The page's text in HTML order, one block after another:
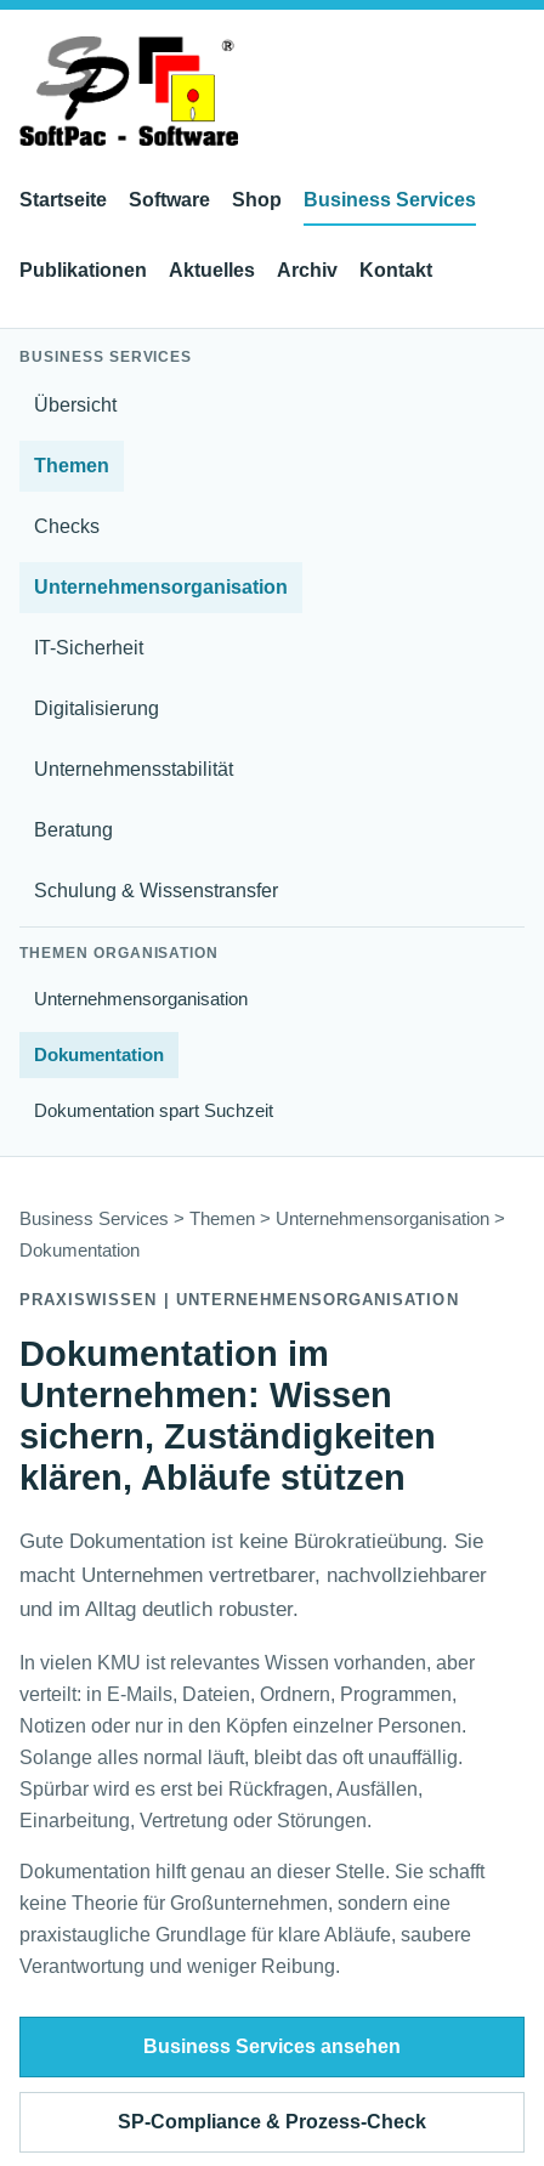
Startseite Software Shop Business Services
Publikationen Aktuelles Archiv Kontakt
BUSINESS SERVICES
Übersicht
Themen
Checks
Unternehmensorganisation
IT-Sicherheit
Digitalisierung
Unternehmensstabilität
Beratung
Schulung & Wissenstransfer
THEMEN ORGANISATION
Unternehmensorganisation
Dokumentation
Dokumentation spart Suchzeit
Business Services > Themen > Unternehmensorganisation >
Dokumentation
PRAXISWISSEN | UNTERNEHMENSORGANISATION
Dokumentation im
Unternehmen: Wissen
sichern, Zuständigkeiten
klären, Abläufe stützen
Gute Dokumentation ist keine Bürokratieübung. Sie
macht Unternehmen vertretbarer, nachvollziehbarer
und im Alltag deutlich robuster.
In vielen KMU ist relevantes Wissen vorhanden, aber
verteilt: in E-Mails, Dateien, Ordnern, Programmen,
Notizen oder nur in den Köpfen einzelner Personen.
Solange alles normal läuft, bleibt das oft unauffällig.
Spürbar wird es erst bei Rückfragen, Ausfällen,
Einarbeitung, Vertretung oder Störungen.
Dokumentation hilft genau an dieser Stelle. Sie schafft
keine Theorie für Großunternehmen, sondern eine
praxistaugliche Grundlage für klare Abläufe, saubere
Verantwortung und weniger Reibung.
Business Services ansehen
SP-Compliance & Prozess-Check